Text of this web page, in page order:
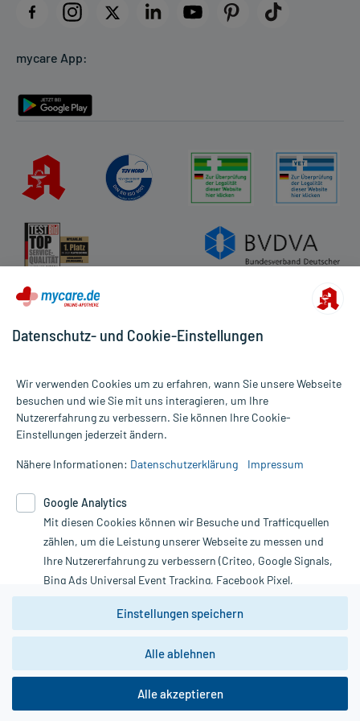
Datenschutz
Rückgabe/Widerruf
mycare App:
Alle Preise gelten inkl. MwSt., ggf. zzgl. Versandkosten
Informationen auf dieser Website werden ausschließlich für
die Untersuchung und Behandlung durch einen Arzt. Bitte
Therapien eingeleitet werden können. | Diese Webseite benutzt
Google Analytics. Lesen Sie bitte dazu die wichtigen Hinweise in
unserer Datenschutzerklärung. Für den Widerruf einer Bestellung
nutzen Sie das Formular:
Vertrag widerrufen
*Hinweise zu unseren Aktionen und Bewertungen
copyright @ 2026 Roland Helle e.K. - Versandapotheke - Alle Rechte vorbehalten
Datenschutz- und Cookie-Einstellungen
Wir verwenden Cookies um zu erfahren, wann Sie unsere Webseite
besuchen und wie Sie mit uns interagieren, um Ihre
Nutzererfahrung zu verbessern. Sie können Ihre Cookie-
Einstellungen jederzeit ändern.
Nähere Informationen: Datenschutzerklärung Impressum
Google Analytics
Mit diesen Cookies können wir Besuche und Trafficquellen
zählen, um die Leistung unserer Webseite zu messen und
Ihre Nutzererfahrung zu verbessern (Criteo, Google Signals,
Bing Ads Universal Event Tracking, Facebook Pixel,
Youtube-Social Plugin).
Wir weisen darauf hin, dass die
zwingend den Europäischen Anforderungen gem. EU-
DSGVO genügen und ein Datentransfer in Drittstaaten bzw.
Daten dort verarbeitet werden, kann nicht geprüft und
nachvollzogen werden.
Einstellungen speichern
Alle ablehnen
Alle akzeptieren